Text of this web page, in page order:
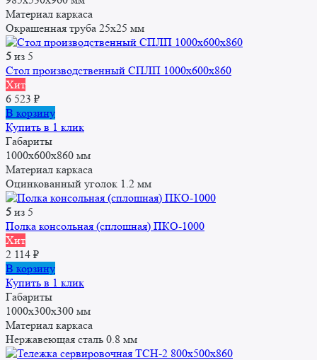
Материал каркаса
Окрашенная труба 25x25 мм
5 из 5
Стол производственный СПЛП 1000х600х860
Хит
6 523 ₽
В корзину
Купить в 1 клик
Габариты
1000x600x860 мм
Материал каркаса
Оцинкованный уголок 1.2 мм
5 из 5
Полка консольная (сплошная) ПКО-1000
Хит
2 114 ₽
В корзину
Купить в 1 клик
Габариты
1000x300x300 мм
Материал каркаса
Нержавеющая сталь 0.8 мм